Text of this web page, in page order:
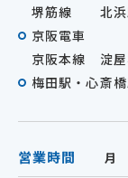
堺筋線 北浜
京阪電車
京阪本線 淀
梅田駅・心斎
営業時間 月